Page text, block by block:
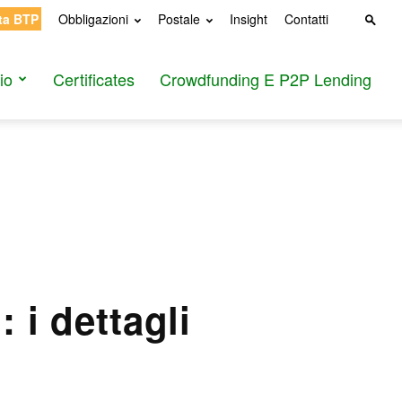
BTP Obbligazioni Postale Insight Contatti
Certificates Crowdfunding E P2P Lending
i dettagli